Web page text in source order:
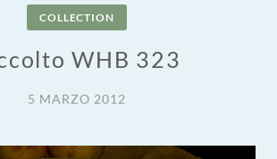
COLLECTION
WHB 323
5 MARZO 2012